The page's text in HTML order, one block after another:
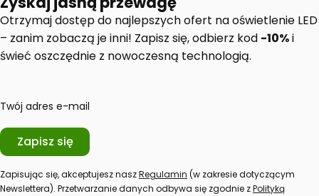
Otrzymaj dostęp do najlepszych ofert na oświetlenie LED
– zanim zobaczą je inni! Zapisz się, odbierz kod -10%i
świeć oszczędnie z nowoczesną technologią.
Twój adres e-mail
Zapisz się
Zapisując się, akceptujesz naszRegulamin (w zakresie dotyczącym
Newslettera). Przetwarzanie danych odbywa się zgodnie zPolityką